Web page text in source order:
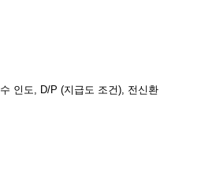
인도, D/P (지급도 조건), 전신환,